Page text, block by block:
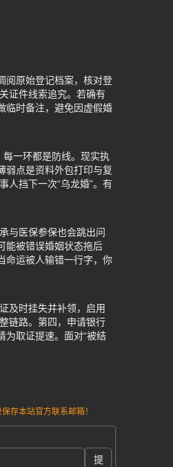
阅原始登记档案，核对登
证件线索追究。若确有
临时备注，避免因虚假婚
每一环都是防线。现实执
弱点是资料外包打印与复
人挡下一次“乌龙婚”。有
与医保参保也会跳出问
能被错误婚姻状态拖后
命运被人输错一行字，你
及时挂失并补领，启用
链路。第四，申请银行
为取证提速。面对“被结
存本站官方联系邮箱！
提